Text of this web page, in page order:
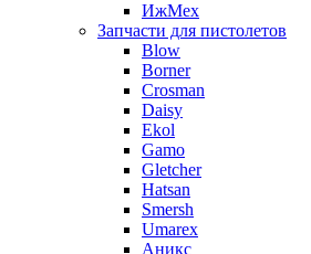
ИжМех
Запчасти для пистолетов
Blow
Borner
Crosman
Daisy
Ekol
Gamo
Gletcher
Hatsan
Smersh
Umarex
Аникс